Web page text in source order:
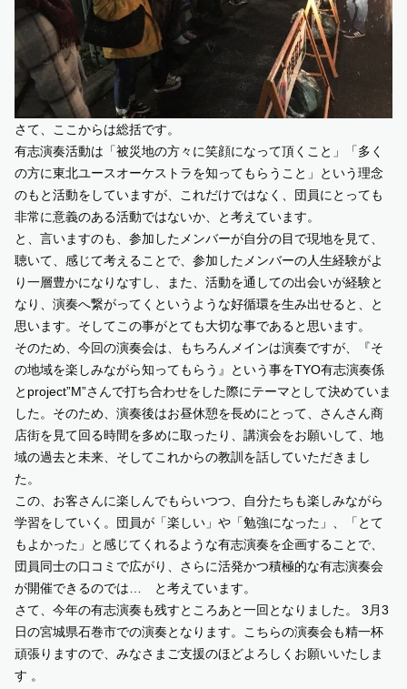
さて、ここからは総括です。
有志演奏活動は「被災地の方々に笑顔になって頂くこと」「多く
の方に東北ユースオーケストラを知ってもらうこと」という理念
のもと活動をしていますが、これだけではなく、団員にとっても
非常に意義のある活動ではないか、と考えています。
と、言いますのも、参加したメンバーが自分の目で現地を見て、
聴いて、感じて考えることで、参加したメンバーの人生経験がよ
り一層豊かになりなすし、また、活動を通しての出会いが経験と
なり、演奏へ繋がってくというような好循環を生み出せると、と
思います。そしてこの事がとても大切な事であると思います。
そのため、今回の演奏会は、もちろんメインは演奏ですが、『そ
の地域を楽しみながら知ってもらう』という事をTYO有志演奏係
とproject”M”さんで打ち合わせをした際にテーマとして決めていま
した。そのため、演奏後はお昼休憩を長めにとって、さんさん商
店街を見て回る時間を多めに取ったり、講演会をお願いして、地
域の過去と未来、そしてこれからの教訓を話していただきまし
た。
この、お客さんに楽しんでもらいつつ、自分たちも楽しみながら
学習をしていく。団員が「楽しい」や「勉強になった」、「とて
もよかった」と感じてくれるような有志演奏を企画することで、
団員同士の口コミで広がり、さらに活発かつ積極的な有志演奏会
が開催できるのでは… と考えています。
さて、今年の有志演奏も残すところあと一回となりました。 3月3
日の宮城県石巻市での演奏となります。こちらの演奏会も精一杯
頑張りますので、みなさまご支援のほどよろしくお願いいたしま
す 。